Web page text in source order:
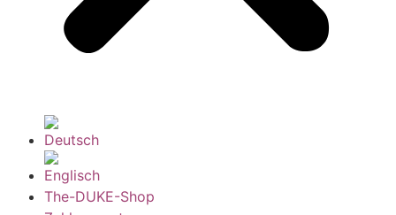
The-DUKE-Shop